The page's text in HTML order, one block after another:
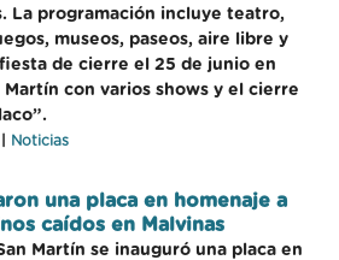
La programación incluye teatro,
museos, paseos, aire libre y
de cierre el 25 de junio en
Martín con varios shows y el cierre
Noticias
una placa en homenaje a
caídos en Malvinas
Martín se inauguró una placa en